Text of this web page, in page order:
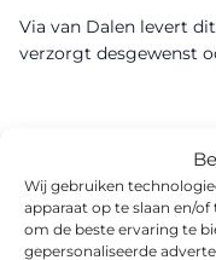
Wij gebruiken
apparaat op te slaan en/
om de beste ervaring te
gepersonaliseerde
Via van Dalen levert
verzorgt desgewenst